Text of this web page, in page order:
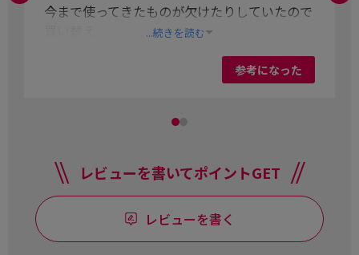
今まで使ってきたものが欠けたりしていたので
...続きを読む
参考になった
レビューを書いてポイントGET
レビューを書く